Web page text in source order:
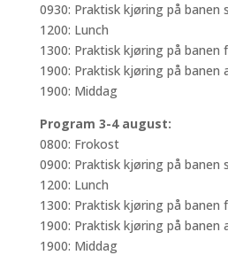
0930: Praktisk kjøring på banen
1200: Lunch
1300: Praktisk kjøring på
1900: Praktisk kjøring på banen
1900: Middag
Program 3-4 august:
0800: Frokost
0900: Praktisk kjøring på banen
1200: Lunch
1300: Praktisk kjøring på
1900: Praktisk kjøring på banen
1900: Middag